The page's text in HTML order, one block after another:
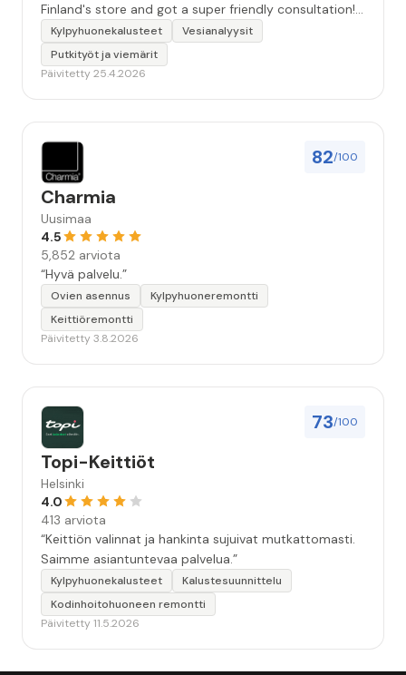
Finland's store and got a super friendly consultation! I
bought the product there right away, the installation
was indeed easy and I am really happy with its
quality!”
Kylpyhuonekalusteet
Vesianalyysit
Putkityöt ja viemärit
Päivitetty 25.4.2026
82/100
Charmia
Uusimaa
4.5
5,852 arviota
“Hyvä palvelu.”
Ovien asennus
Kylpyhuoneremontti
Keittiöremontti
Päivitetty 3.8.2026
73/100
Topi-Keittiöt
Helsinki
4.0
413 arviota
“Keittiön valinnat ja hankinta sujuivat mutkattomasti.
Saimme asiantuntevaa palvelua.”
Kylpyhuonekalusteet
Kalustesuunnittelu
Kodinhoitohuoneen remontti
Päivitetty 11.5.2026